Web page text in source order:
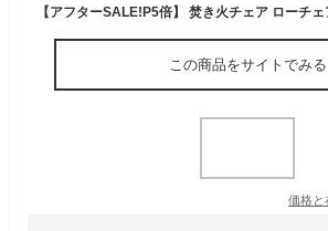
この商品をサイトでみる
価格と